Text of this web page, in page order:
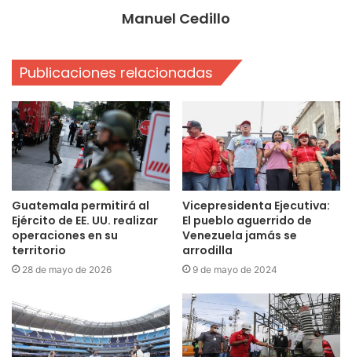
Manuel Cedillo
Publicaciones relacionadas
Guatemala permitirá al
Ejército de EE. UU. realizar
operaciones en su
territorio
28 de mayo de 2026
Vicepresidenta Ejecutiva:
El pueblo aguerrido de
Venezuela jamás se
arrodilla
9 de mayo de 2024